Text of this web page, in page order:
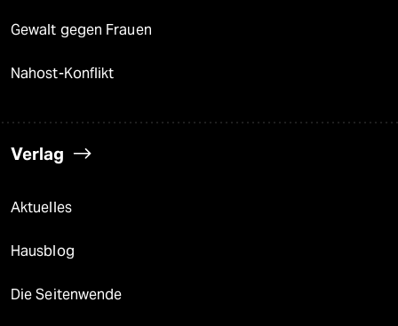
Gewalt gegen Frauen
Nahost-Konflikt
Verlag
Aktuelles
Hausblog
Die Seitenwende